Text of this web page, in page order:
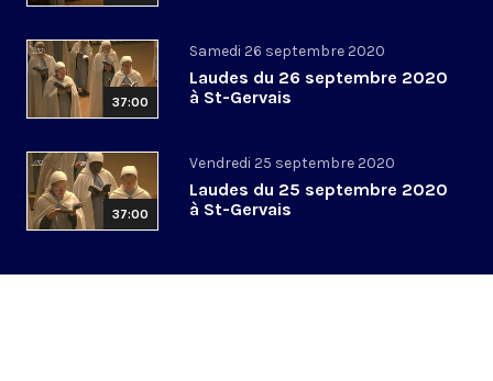
37:00
Samedi 26 septembre 2020
Laudes du 26 septembre 2020
à St-Gervais
37:00
Vendredi 25 septembre 2020
Laudes du 25 septembre 2020
à St-Gervais